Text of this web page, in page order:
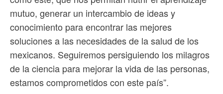
mutuo, generar un intercambio de ideas y
conocimiento para encontrar las mejores
soluciones a las necesidades de la salud de los
mexicanos. Seguiremos persiguiendo los milagros
de la ciencia para mejorar la vida de las personas,
estamos comprometidos con este país”.